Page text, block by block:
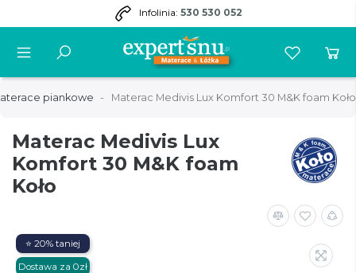
Infolinia: 530 530 052
piankowe Materac Medivis Lux Komfort 30 M&K foam Koło
Materac Medivis Lux
Komfort 30 M&K foam
Koło
⭐ 20% taniej
Dostawa za 0zł